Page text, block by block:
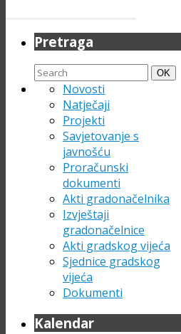
Pretraga
Search
for:
Search
OK
Novosti
Natječaji
Projekti
Savjetovanje s
javnošću
Proračunski
dokumenti
Akti gradonačelnika
Izvještaji
gradonačelnice
Akti gradskog vijeća
Sjednice gradskog
vijeća
Dokumenti
Kalendar